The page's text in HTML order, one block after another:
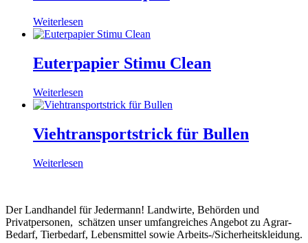
Weiterlesen
Euterpapier Stimu Clean
Weiterlesen
Viehtransportstrick für Bullen
Weiterlesen
Der Landhandel für Jedermann! Landwirte, Behörden und
Privatpersonen, schätzen unser umfangreiches Angebot zu Agrar-
Bedarf, Tierbedarf, Lebensmittel sowie Arbeits-/Sicherheitskleidung.